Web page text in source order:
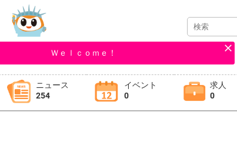
Ｗｅｌｃｏｍｅ！
ニュース
254
イベント
0
求人
0